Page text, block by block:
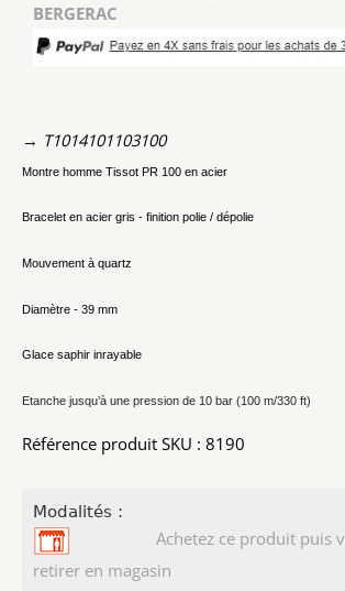
BERGERAC
→ T1014101103100
Montre homme Tissot PR 100 en acier
Bracelet en acier gris - finition polie / dépolie
Mouvement à quartz
Diamètre - 39 mm
Glace saphir inrayable
Etanche jusqu’à une pression de 10 bar (100 m/330 ft)
Référence produit SKU : 8190
Modalités :
Achetez ce produit puis
retirer en magasin